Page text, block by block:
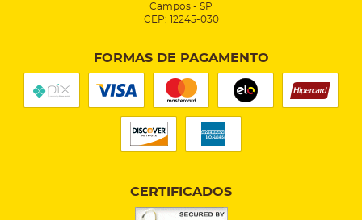
Campos - SP
CEP: 12245-030
FORMAS DE PAGAMENTO
CERTIFICADOS